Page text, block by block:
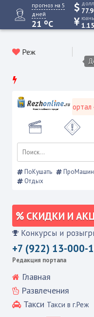
прогноз на 5
дней
21 oC юань
1.15
Реж
городской портал -
ПоКушать
Отдых
СКИДКИ И
Конкурсы и
+7 (922) 13-000-
Редакция портала
Главная
Развлечения
Такси Такси в г.Реж